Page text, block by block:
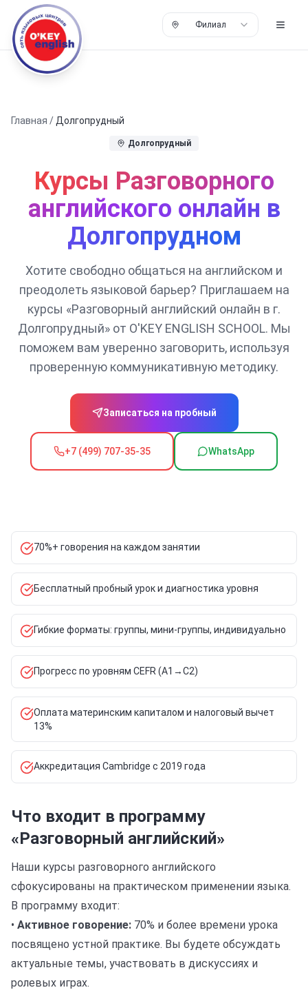
Филиал
Главная / Долгопрудный
Долгопрудный
Курсы Разговорного
английского онлайн в
Долгопрудном
Хотите свободно общаться на английском и
преодолеть языковой барьер? Приглашаем на
курсы «Разговорный английский онлайн в г.
Долгопрудный» от O'KEY ENGLISH SCHOOL. Мы
поможем вам уверенно заговорить, используя
проверенную коммуникативную методику.
Записаться на пробный
+7 (499) 707-35-35 WhatsApp
70%+ говорения на каждом занятии
Бесплатный пробный урок и диагностика уровня
Гибкие форматы: группы, мини-группы, индивидуально
Прогресс по уровням CEFR (A1→C2)
Оплата материнским капиталом и налоговый вычет
13%
Аккредитация Cambridge с 2019 года
Что входит в программу
«Разговорный английский»
Наши курсы разговорного английского
сфокусированы на практическом применении языка.
В программу входит:
• Активное говорение: 70% и более времени урока
посвящено устной практике. Вы будете обсуждать
актуальные темы, участвовать в дискуссиях и
ролевых играх.